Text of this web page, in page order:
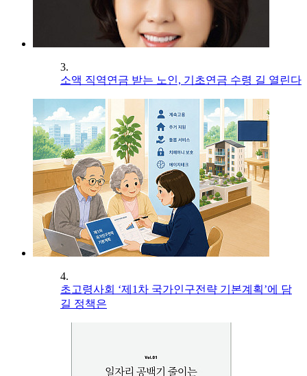
3.
소액 직역연금 받는 노인, 기초연금 수령 길 열린다
4.
초고령사회 ‘제1차 국가인구전략 기본계획’에 담
길 정책은